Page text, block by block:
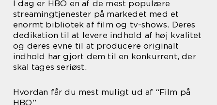
I dag er HBO en af de mest populære
streamingtjenester på markedet med et
enormt bibliotek af film og tv-shows. Deres
dedikation til at levere indhold af høj kvalitet
og deres evne til at producere originalt
indhold har gjort dem til en konkurrent, der
skal tages seriøst.
Hvordan får du mest muligt ud af “Film på
HBO”